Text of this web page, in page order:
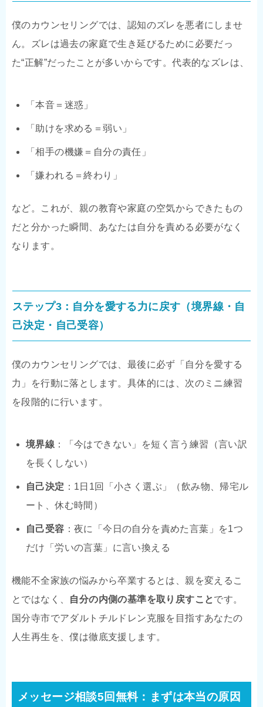
僕のカウンセリングでは、認知のズレを悪者にしませ
ん。ズレは過去の家庭で生き延びるために必要だっ
た“正解”だったことが多いからです。代表的なズレは、
「本音＝迷惑」
「助けを求める＝弱い」
「相手の機嫌＝自分の責任」
「嫌われる＝終わり」
など。これが、親の教育や家庭の空気からできたもの
だと分かった瞬間、あなたは自分を責める必要がなく
なります。
ステップ3：自分を愛する力に戻す（境界線・自
己決定・自己受容）
僕のカウンセリングでは、最後に必ず「自分を愛する
力」を行動に落とします。具体的には、次のミニ練習
を段階的に行います。
境界線 ：「今はできない」を短く言う練習（言い訳
を長くしない）
自己決定 ：1日1回「小さく選ぶ」（飲み物、帰宅ル
ート、休む時間）
自己受容 ：夜に「今日の自分を責めた言葉」を1つ
だけ「労いの言葉」に言い換える
機能不全家族の悩みから卒業するとは、親を変えるこ
とではなく、 自分の内側の基準を取り戻すことです。
国分寺市でアダルトチルドレン克服を目指すあなたの
人生再生を、僕は徹底支援します。
メッセージ相談5回無料：まずは本当の原因